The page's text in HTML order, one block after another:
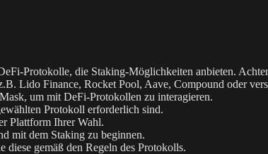
Protokolle, die Staking-Möglichkeiten anbieten.
Lido Finance, Rocket Pool, Aave, Compound oder
um mit DeFi-Protokollen zu interagieren.
Protokoll erforderlich sind.
Plattform Ihrer Wahl.
mit dem Staking zu beginnen.
gemäß den Regeln des Protokolls.